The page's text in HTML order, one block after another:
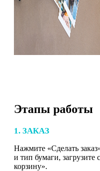
Этапы работы
1. ЗАКАЗ
Нажмите «Сделать
и тип бумаги,
корзину».